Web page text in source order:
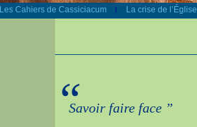
Les Cahiers de Cassiciacum | La crise de l’Église
“
Savoir faire face ”